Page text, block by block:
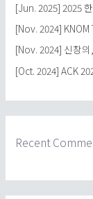
[Jun. 2025] 2025
[Nov. 2024]
[Nov. 2024] 신창
[Oct. 2024] ACK
Recent